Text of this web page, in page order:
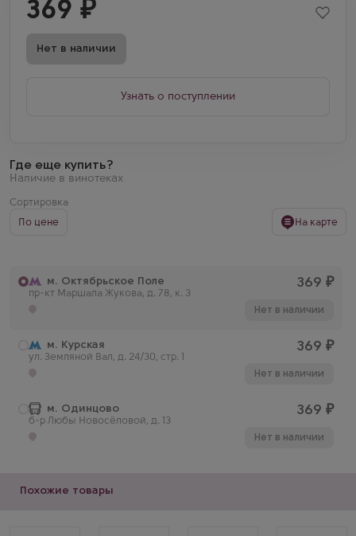
369 ₽
Нет в наличии
Узнать о поступлении
Где еще купить?
Наличие в винотеках
Сортировка
По цене
На карте
м. Октябрьское Поле
пр-кт Маршала Жукова, д. 78, к. 3
369 ₽
Нет в наличии
м. Курская
ул. Земляной Вал, д. 24/30, стр. 1
369 ₽
Нет в наличии
м. Одинцово
б-р Любы Новосёловой, д. 13
369 ₽
Нет в наличии
Похожие товары